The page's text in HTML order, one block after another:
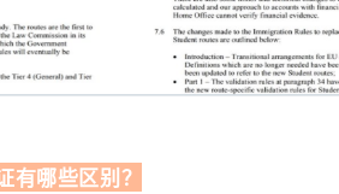
哪些区别？